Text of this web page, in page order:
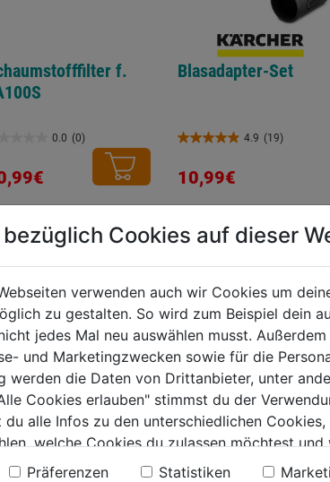
f.
0.0 (0)
Blasadapter-Set
4.9 (19)
4.9
von
19
10,99€
bezüglich Cookies auf dieser
verwenden auch wir Cookies um
zu gestalten. So wird zum Beispiel dein
jedes Mal neu auswählen musst.
und Marketingzwecken sowie für die
werden die Daten von Drittanbieter, unter
Cookies erlauben" stimmst du der
alle Infos zu den unterschiedlichen
welche Cookies du zulassen möchtest und
findest du in unserer Datenschutzerklärung
Präferenzen Statistiken